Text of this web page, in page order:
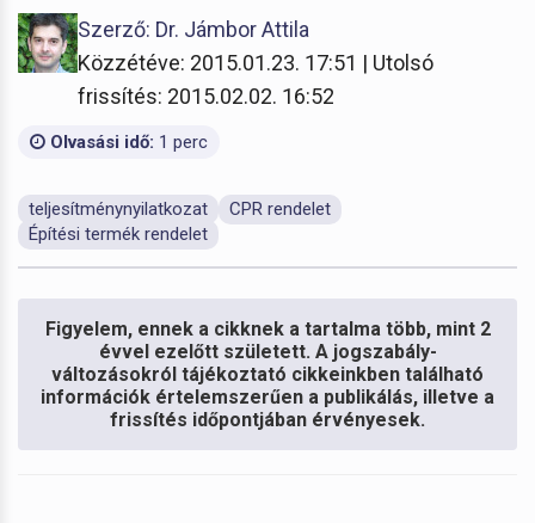
Szerző: Dr. Jámbor Attila
Közzétéve: 2015.01.23. 17:51 | Utolsó
frissítés: 2015.02.02. 16:52
Olvasási idő: 1 perc
teljesítménynyilatkozat
CPR rendelet
Építési termék rendelet
Figyelem, ennek a cikknek a tartalma több, mint 2
évvel ezelőtt született. A jogszabály-
változásokról tájékoztató cikkeinkben található
információk értelemszerűen a publikálás, illetve a
frissítés időpontjában érvényesek.